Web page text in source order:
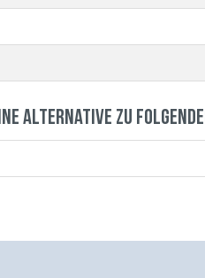
Alternative zu